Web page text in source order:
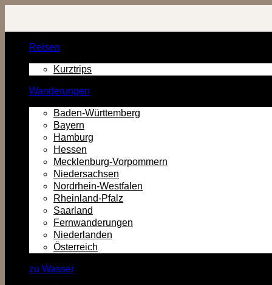
Inhalt
Reisen
Kurztrips
Wanderungen
Baden-Württemberg
Bayern
Hamburg
Hessen
Mecklenburg-Vorpommern
Niedersachsen
Nordrhein-Westfalen
Rheinland-Pfalz
Saarland
Fernwanderungen
Niederlanden
Österreich
zu Wasser